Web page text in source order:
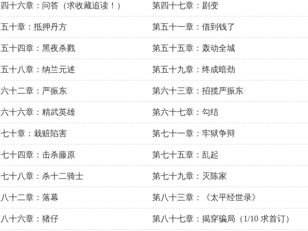
十六章：问答（求收藏追读！） 第四十七章：剧变
十章：抵押丹方 第五十一章：借到钱了
十四章：黑夜杀戮 第五十五章：轰动全城
十八章：纳兰元述 第五十九章：终成暗劲
十二章：严振东 第六十三章：招揽严振东
十六章：精武英雄 第六十七章：勾结
十章：栽赃陷害 第七十一章：牢狱争辩
十四章：击杀藤原 第七十五章：乱起
十八章：杀十二骑士 第七十九章：灭陈家
十二章：落幕 第八十三章：《太平经世录》
十六章：猪仔 第八十七章：揭穿骗局（1/10 求首订）